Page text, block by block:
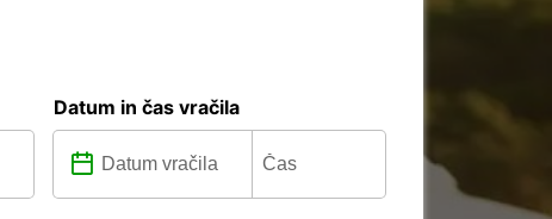
Datum in čas vračila